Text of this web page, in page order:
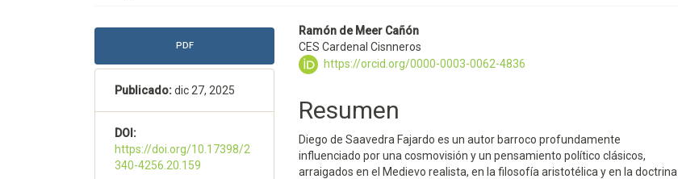
Barra
lateral
del
artículo
PDF
Publicado:dic 27, 2025
DOI:
https://doi.org/10.17398/2
340-4256.20.159
Contenido
principal
artículo
Ramón de Meer Cañón
CES Cardenal Cisnneros
https://orcid.org/0000-0003-0062-4836
Resumen
Diego de Saavedra Fajardo es un autor barroco profundamente
influenciado por una cosmovisión y un pensamiento político clásicos,
arraigados en el Medievo realista, en la filosofía aristotélica y en la doctrina